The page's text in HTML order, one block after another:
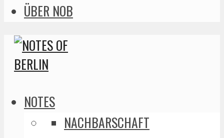
ÜBER NOB
NOTES
NACHBARSCHAFT